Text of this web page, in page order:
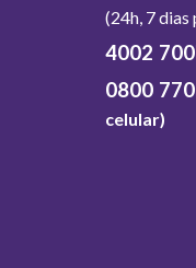
(24h, 7 dias
4002
0800
celular)